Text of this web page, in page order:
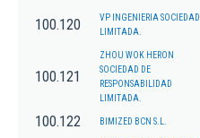
100.120
VP INGENIERIA SOCIEDAD
LIMITADA.
100.121
ZHOU WOK HERON
SOCIEDAD DE
RESPONSABILIDAD
LIMITADA.
100.122 BIMIZED BCN S.L.